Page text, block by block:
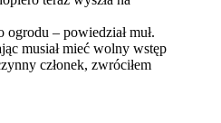
– powiedział muł.
musiał mieć wolny wstęp
członek, zwróciłem